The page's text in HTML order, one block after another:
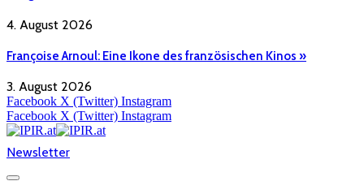
4. August 2026
Françoise Arnoul: Eine Ikone des französischen Kinos »
3. August 2026
Facebook X (Twitter) Instagram
Facebook X (Twitter) Instagram
Newsletter